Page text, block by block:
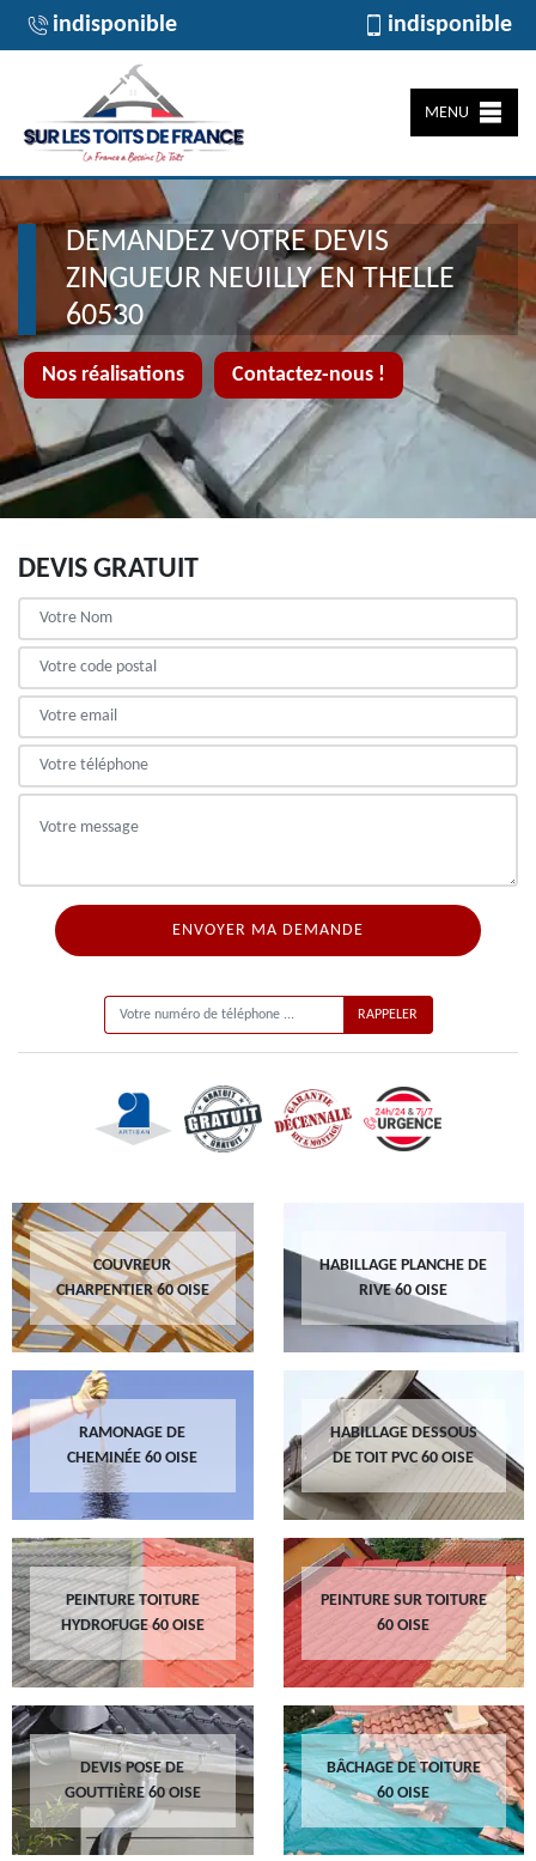
indisponible indisponible
MENU
Nos réalisations Contactez-nous !
DEMANDEZ VOTRE DEVIS
ZINGUEUR NEUILLY EN THELLE
60530
DEVIS GRATUIT
COUVREUR
CHARPENTIER 60 OISE
HABILLAGE PLANCHE DE
RIVE 60 OISE
RAMONAGE DE
CHEMINÉE 60 OISE
HABILLAGE DESSOUS
DE TOIT PVC 60 OISE
PEINTURE TOITURE
HYDROFUGE 60 OISE
PEINTURE SUR TOITURE
60 OISE
DEVIS POSE DE
GOUTTIÈRE 60 OISE
BÂCHAGE DE TOITURE
60 OISE